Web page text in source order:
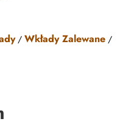
/Wkłady Zalewane /